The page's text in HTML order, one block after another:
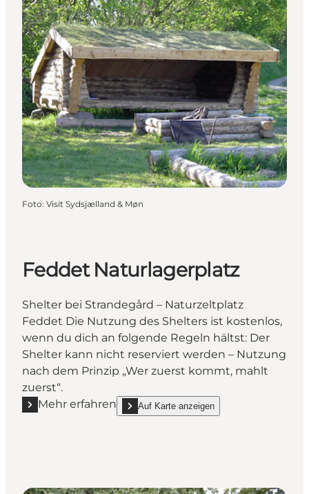
Foto: Visit Sydsjælland & Møn
Feddet Naturlagerplatz
Shelter bei Strandegård – Naturzeltplatz
Feddet Die Nutzung des Shelters ist kostenlos,
wenn du dich an folgende Regeln hältst: Der
Shelter kann nicht reserviert werden – Nutzung
nach dem Prinzip „Wer zuerst kommt, mahlt
zuerst“.
Mehr erfahren
Mehr erfahren "Feddet Naturlagerplatz"
Auf Karte anzeigen
show Feddet Naturlagerplatz on_map